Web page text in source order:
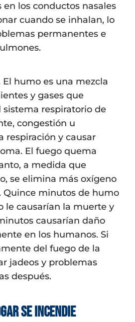
en los conductos nasales
cuando se inhalan, lo
permanentes e
El humo es una mezcla
y gases que
respiratorio de
congestión u
respiración y causar
El fuego quema
a medida que
se elimina más oxígeno
Quince minutos de humo
le causarían la muerte y
causarían daño
en los humanos. Si
del fuego de la
jadeos y problemas
después.
se incendie